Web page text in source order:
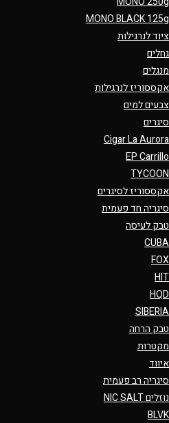
MONO BLACK 125g
ציוד לנרגילות
גחלים
מנגלים
אקססוריז לנרגילות
צבעים למים
סיגרים
Cigar La Aurora
EP Carrillo
TYCOON
אקססוריז לסיגרים
סיגריה חד פעמית
טבק לעיסה
CUBA
FOX
HIT
HQD
SIBERIA
טבק הרחה
מקטרות
איווד
סיגריה רב פעמית
נוזלים NIC SALT
BLVK